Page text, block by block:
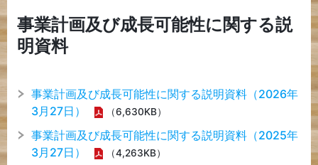
事業計画及び成⾧可能性に関する説
明資料
事業計画及び成⾧可能性に関する説明資料（2026年
3月27日）
（6,630KB）
事業計画及び成⾧可能性に関する説明資料（2025年
3月27日）
（4,263KB）
IR・投資家情報
採用情報
アクセス